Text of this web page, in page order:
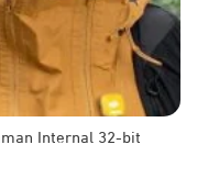
Internal 32-bit